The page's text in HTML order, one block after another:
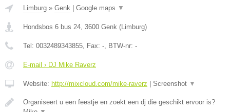
Limburg » Genk Google maps ▼
Hondsbos 6 bus 24 3600 Genk ( Limburg)
Tel: 0032489343855 , Fax: - , BTW-nr: -
E-mail › DJ Mike Raverz
Website: http://mixcloud.com/mike-raverz Screenshot ▼
Organiseert u een feestje en zoekt een dj die geschikt ervoor is?